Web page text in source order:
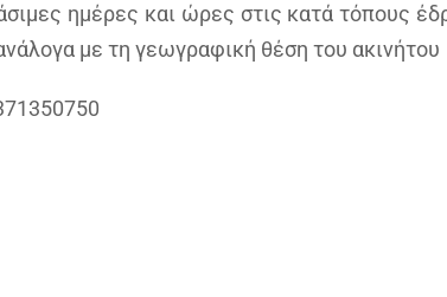
ημέρες και ώρες στις κατά τόπους
με τη γεωγραφική θέση του ακινήτου